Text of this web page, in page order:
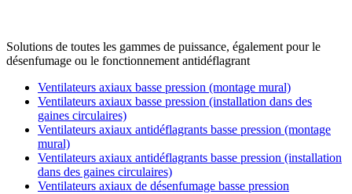
Solutions de toutes les gammes de puissance, également pour le
désenfumage ou le fonctionnement antidéflagrant
Ventilateurs axiaux basse pression (montage mural)
Ventilateurs axiaux basse pression (installation dans des
gaines circulaires)
Ventilateurs axiaux antidéflagrants basse pression (montage
mural)
Ventilateurs axiaux antidéflagrants basse pression (installation
dans des gaines circulaires)
Ventilateurs axiaux de désenfumage basse pression